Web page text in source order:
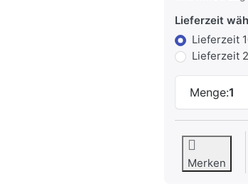
Lieferzeit
Lieferzeit
Lieferzeit
Menge:1
Merken